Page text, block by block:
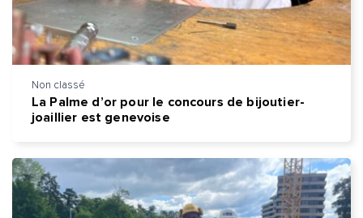
Non classé
La Palme d’or pour le concours de bijoutier-
joaillier est genevoise